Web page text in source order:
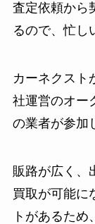
査定依頼から
るので、忙し
カーネクスト
社運営のオー
の業者が参加
販路が広く、
買取が可能に
トがあるため